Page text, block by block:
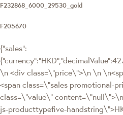
F232868_6000_29530_gold
F205670
{"sales":
\n <div class=\"price\">\n \n
<span class=\"sales promotional-
class=\"value\"
js-producttypefive-